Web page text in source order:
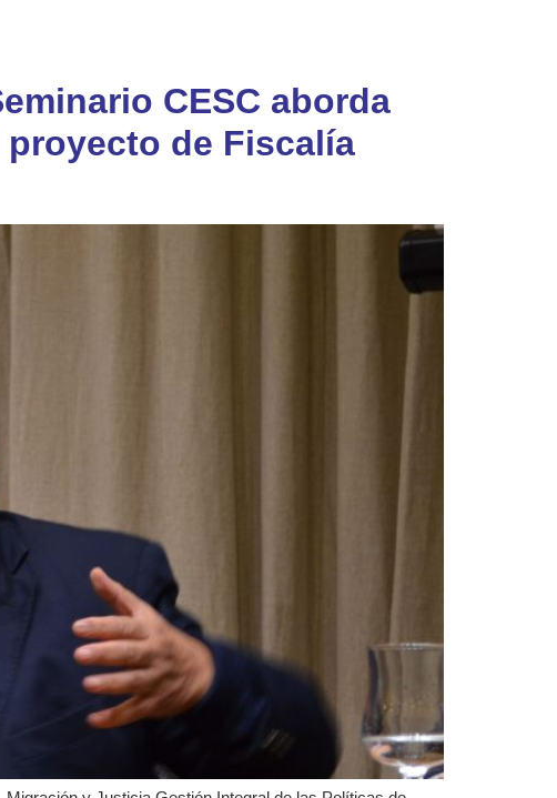
CESC aborda
de Fiscalía